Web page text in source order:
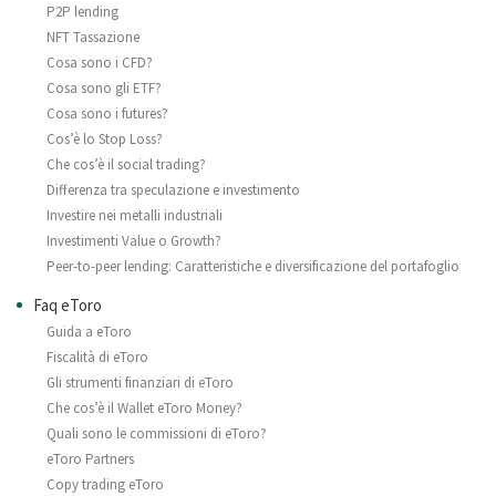
P2P lending
NFT Tassazione
Cosa sono i CFD?
Cosa sono gli ETF?
Cosa sono i futures?
Cos’è lo Stop Loss?
Che cos’è il social trading?
Differenza tra speculazione e investimento
Investire nei metalli industriali
Investimenti Value o Growth?
Peer-to-peer lending: Caratteristiche e diversificazione del portafoglio
Faq eToro
Guida a eToro
Fiscalità di eToro
Gli strumenti finanziari di eToro
Che cos’è il Wallet eToro Money?
Quali sono le commissioni di eToro?
eToro Partners
Copy trading eToro